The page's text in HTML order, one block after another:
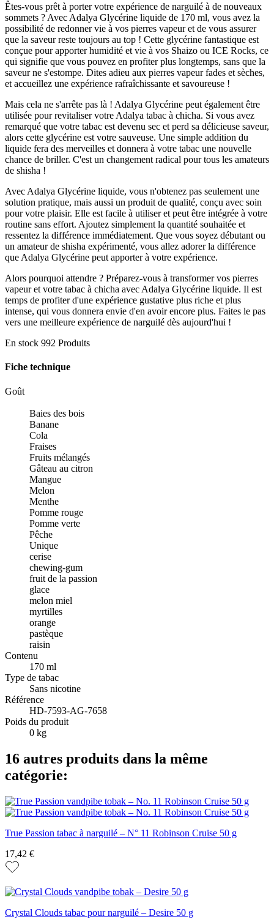
Êtes-vous prêt à porter votre expérience de narguilé à de nouveaux
sommets ? Avec Adalya Glycérine liquide de 170 ml, vous avez la
possibilité de redonner vie à vos pierres vapeur et de vous assurer
que la saveur reste toujours au top ! Cette glycérine fantastique est
conçue pour apporter humidité et vie à vos Shaizo ou ICE Rocks, ce
qui signifie que vous pouvez en profiter plus longtemps, sans que la
saveur ne s'estompe. Dites adieu aux pierres vapeur fades et sèches,
et accueillez une expérience rafraîchissante et savoureuse !
Mais cela ne s'arrête pas là ! Adalya Glycérine peut également être
utilisée pour revitaliser votre Adalya tabac à chicha. Si vous avez
remarqué que votre tabac est devenu sec et perd sa délicieuse saveur,
alors cette glycérine est votre sauveuse. Une simple addition du
liquide fera des merveilles et donnera à votre tabac une nouvelle
chance de briller. C'est un changement radical pour tous les amateurs
de shisha !
Avec Adalya Glycérine liquide, vous n'obtenez pas seulement une
solution pratique, mais aussi un produit de qualité, conçu avec soin
pour votre plaisir. Elle est facile à utiliser et peut être intégrée à votre
routine sans effort. Ajoutez simplement la quantité souhaitée et
ressentez la différence immédiatement. Que vous soyez débutant ou
un amateur de shisha expérimenté, vous allez adorer la différence
que Adalya Glycérine peut apporter à votre expérience.
Alors pourquoi attendre ? Préparez-vous à transformer vos pierres
vapeur et votre tabac à chicha avec Adalya Glycérine liquide. Il est
temps de profiter d'une expérience gustative plus riche et plus
intense, qui vous donnera envie d'en avoir encore plus. Faites le pas
vers une meilleure expérience de narguilé dès aujourd'hui !
En stock 992 Produits
Fiche technique
Goût
Baies des bois
Banane
Cola
Fraises
Fruits mélangés
Gâteau au citron
Mangue
Melon
Menthe
Pomme rouge
Pomme verte
Pêche
Unique
cerise
chewing-gum
fruit de la passion
glace
melon miel
myrtilles
orange
pastèque
raisin
Contenu
170 ml
Type de tabac
Sans nicotine
Référence
HD-7593-AG-7658
Poids du produit
0 kg
16 autres produits dans la même
catégorie:
True Passion tabac à narguilé – N° 11 Robinson Cruise 50 g
17,42 €
Crystal Clouds tabac pour narguilé – Desire 50 g